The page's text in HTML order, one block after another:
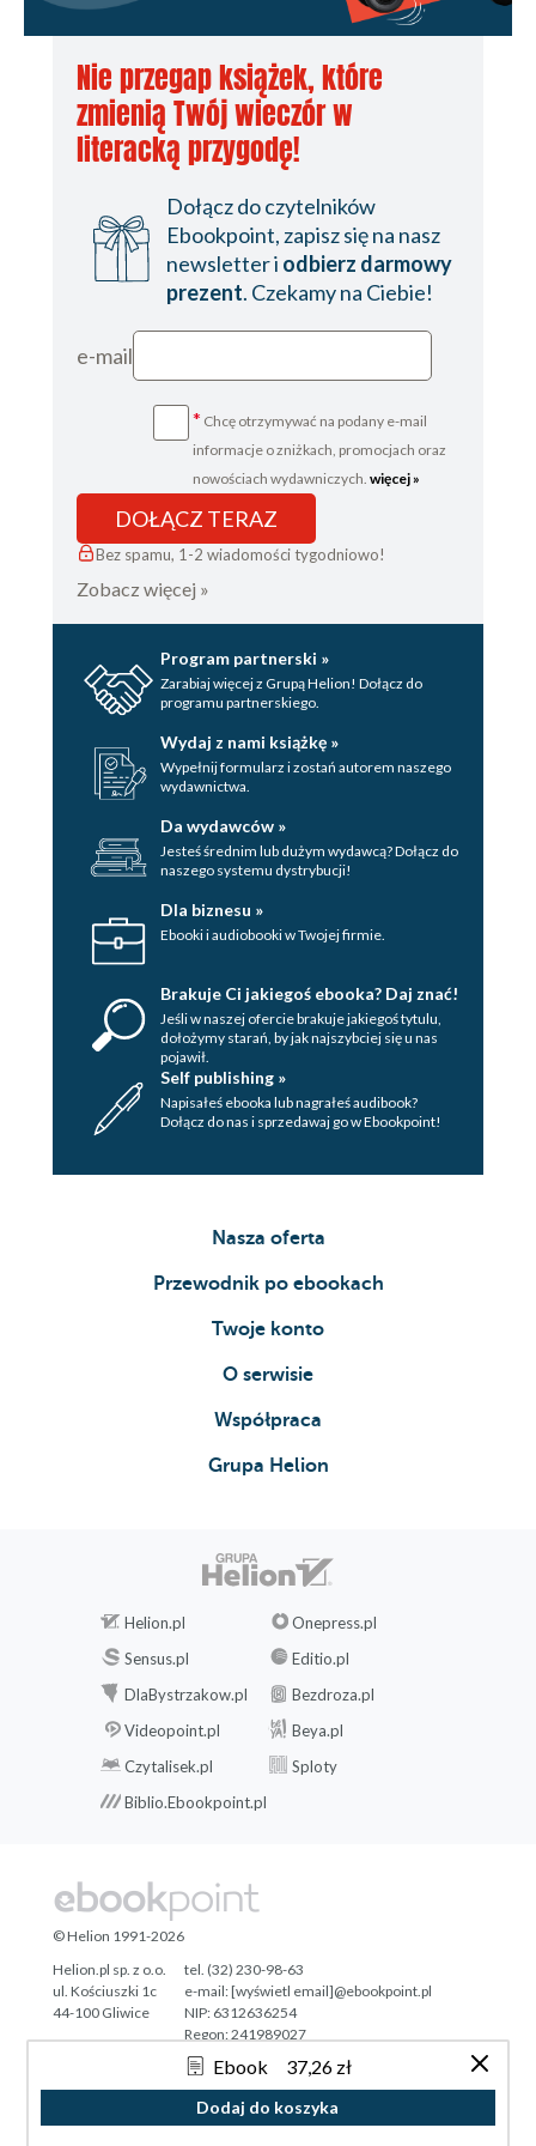
Ebook 37,26 zł
Dodaj do koszyka
Nie przegap książek, które
zmienią Twój wieczór w
literacką przygodę!
Dołącz do czytelników
Ebookpoint, zapisz się na nasz
newsletter i odbierz darmowy
prezent. Czekamy na Ciebie!
e-mail
* Chcę otrzymywać na podany e-mail
informacje o zniżkach, promocjach oraz
nowościach wydawniczych. więcej »
DOŁĄCZ TERAZ
Bez spamu, 1-2 wiadomości tygodniowo!
Zobacz więcej »
Program partnerski »
Zarabiaj więcej z Grupą Helion! Dołącz do
programu partnerskiego.
Wydaj z nami książkę »
Wypełnij formularz i zostań autorem naszego
wydawnictwa.
Da wydawców »
Jesteś średnim lub dużym wydawcą? Dołącz do
naszego systemu dystrybucji!
Dla biznesu »
Ebooki i audiobooki w Twojej firmie.
Brakuje Ci jakiegoś ebooka? Daj znać!
Jeśli w naszej ofercie brakuje jakiegoś tytulu,
dołożymy starań, by jak najszybciej się u nas
pojawił.
Self publishing »
Napisałeś ebooka lub nagrałeś audibook?
Dołącz do nas i sprzedawaj go w Ebookpoint!
Nasza oferta
Przewodnik po ebookach
Twoje konto
O serwisie
Współpraca
Grupa Helion
Helion.pl
Onepress.pl
Sensus.pl
Editio.pl
DlaBystrzakow.pl
Bezdroza.pl
Videopoint.pl
Beya.pl
Czytalisek.pl
Sploty
Biblio.Ebookpoint.pl
Tonik.pl
© Helion 1991-2026
Helion.pl sp. z o.o.
ul. Kościuszki 1c
44-100 Gliwice
tel. (32) 230-98-63
e-mail:[wyświetl email]@ebookpoint.pl
NIP: 6312636254
Regon: 241989027